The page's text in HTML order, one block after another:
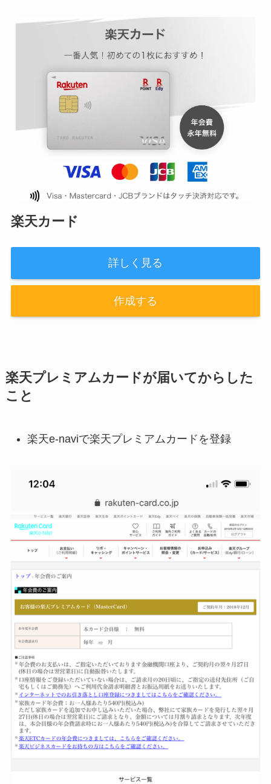
楽天カード
詳しく見る
作成する
楽天プレミアムカードが届いてからした
こと
楽天e-naviで楽天プレミアムカードを登録